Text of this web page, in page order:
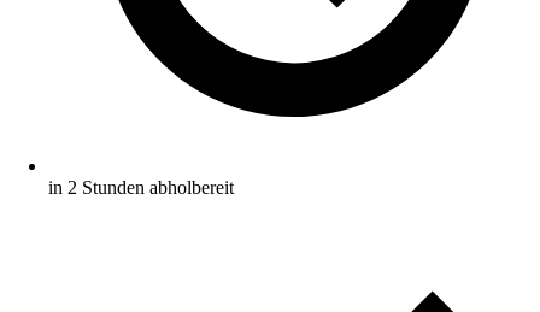
in 2 Stunden abholbereit